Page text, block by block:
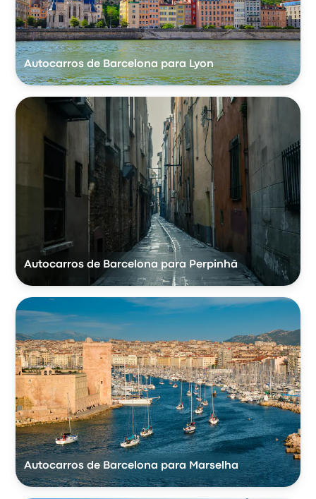
Autocarros de Barcelona para Lyon
Autocarros de Barcelona para Perpinhã
Autocarros de Barcelona para Marselha